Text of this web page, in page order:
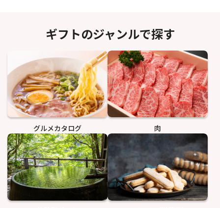
ギフトのジャンルで探す
グルメカタログ 肉